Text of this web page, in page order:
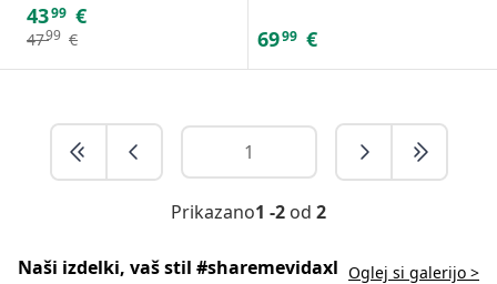
4399 €
4799 € 6999 €
Prikazano1 -2 od 2
Naši izdelki, vaš stil #sharemevidaxl Oglej si galerijo >